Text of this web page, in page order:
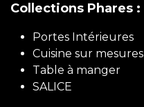
Collections Phares :
Portes Intérieures
Cuisine sur mesures
Table à manger
SALICE